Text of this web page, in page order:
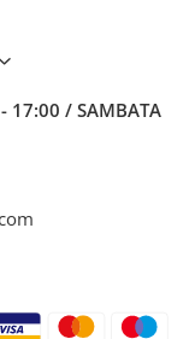
17:00 / SAMBATA